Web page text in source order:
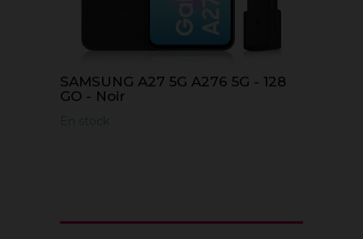
SAMSUNG A27 5G A276 5G - 128
GO - Noir
En stock